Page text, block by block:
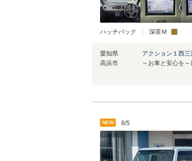
ハッチバック 深茶Ｍ
愛知県
高浜市
アクション１西三
NEW 8/5